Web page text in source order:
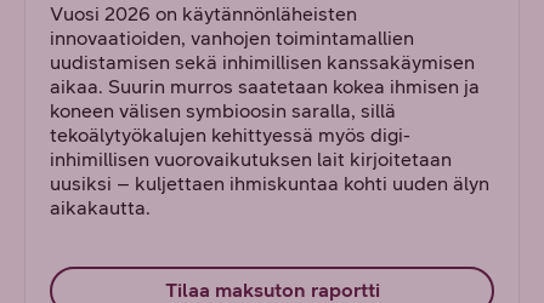
Vuosi 2026 on käytännönläheisten
innovaatioiden, vanhojen toimintamallien
uudistamisen sekä inhimillisen kanssakäymisen
aikaa. Suurin murros saatetaan kokea ihmisen ja
koneen välisen symbioosin saralla, sillä
tekoälytyökalujen kehittyessä myös digi-
inhimillisen vuorovaikutuksen lait kirjoitetaan
uusiksi – kuljettaen ihmiskuntaa kohti uuden älyn
aikakautta.
Tilaa maksuton raportti